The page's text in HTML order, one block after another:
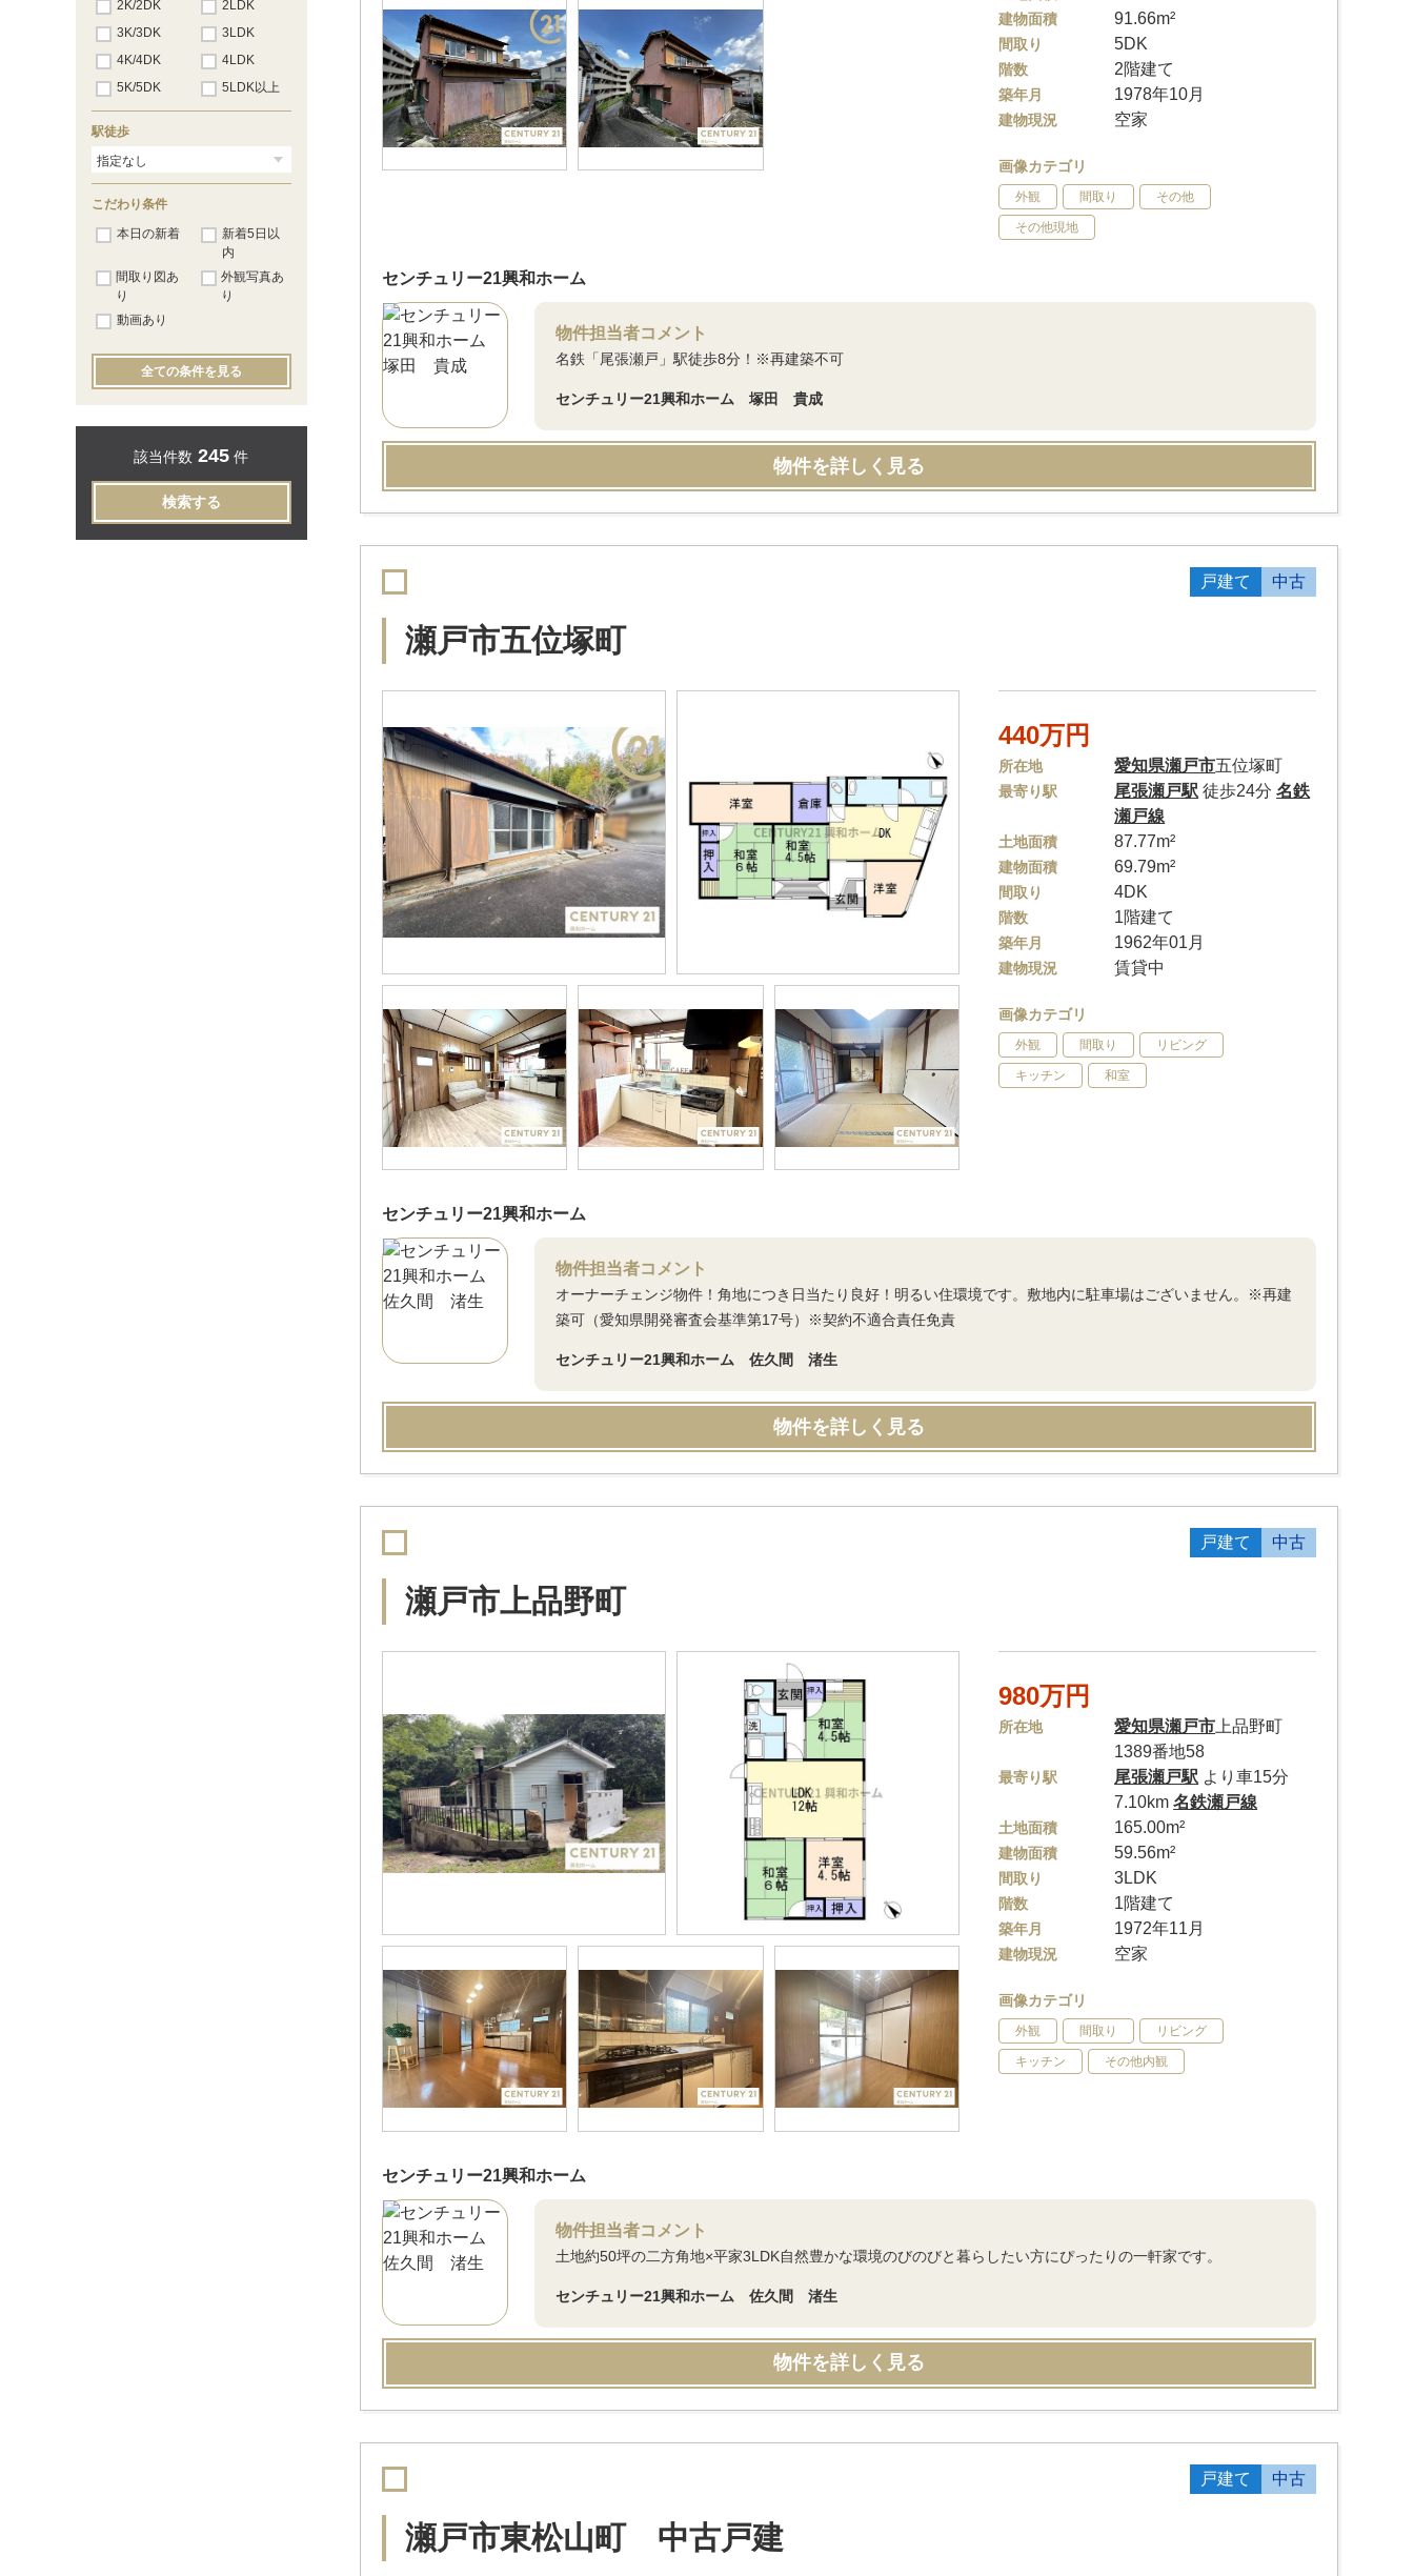
建物面積 91.66m²
間取り 5DK
階数 2階建て
築年月 1978年10月
建物現況 空家
画像カテゴリ
外観 間取り その他
その他現地
センチュリー21興和ホーム
物件担当者コメント
名鉄「尾張瀬戸」駅徒歩8分！※再建築不可
センチュリー21興和ホーム 塚田 貴成
物件を詳しく見る
戸建て 中古
瀬戸市五位塚町
440万円
所在地 愛知県瀬戸市五位塚町
最寄り駅 尾張瀬戸駅 徒歩24分名鉄
瀬戸線
土地面積 87.77m²
建物面積 69.79m²
間取り 4DK
階数 1階建て
築年月 1962年01月
建物現況 賃貸中
画像カテゴリ
外観 間取り リビング
キッチン 和室
センチュリー21興和ホーム
物件担当者コメント
オーナーチェンジ物件！角地につき日当たり良好！明るい住環境です。敷地内に駐車場はございません。※再建
築可（愛知県開発審査会基準第17号）※契約不適合責任免責
センチュリー21興和ホーム 佐久間 渚生
物件を詳しく見る
戸建て 中古
瀬戸市上品野町
980万円
所在地 愛知県瀬戸市 上品野町
1389番地58
最寄り駅 尾張瀬戸駅 より車15分
7.10km名鉄瀬戸線
土地面積 165.00m²
建物面積 59.56m²
間取り 3LDK
階数 1階建て
築年月 1972年11月
建物現況 空家
画像カテゴリ
外観 間取り リビング
キッチン その他内観
センチュリー21興和ホーム
物件担当者コメント
土地約50坪の二方角地×平家3LDK自然豊かな環境のびのびと暮らしたい方にぴったりの一軒家です。
センチュリー21興和ホーム 佐久間 渚生
物件を詳しく見る
戸建て 中古
瀬戸市東松山町 中古戸建
2K/2DK
2LDK
3K/3DK
3LDK
4K/4DK
4LDK
5K/5DK
5LDK以上
駅徒歩
こだわり条件
本日の新着
新着5日以
内
間取り図あ
り
外観写真あ
り
動画あり
全ての条件を見る
該当件数 245 件
検索する